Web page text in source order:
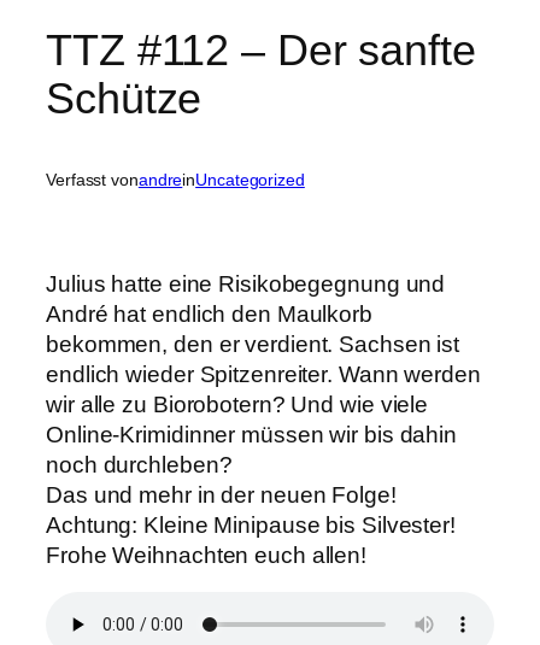
TTZ #112 – Der sanfte
Schütze
Verfasst vonandreinUncategorized
Julius hatte eine Risikobegegnung und
André hat endlich den Maulkorb
bekommen, den er verdient. Sachsen ist
endlich wieder Spitzenreiter. Wann werden
wir alle zu Biorobotern? Und wie viele
Online-Krimidinner müssen wir bis dahin
noch durchleben?
Das und mehr in der neuen Folge!
Achtung: Kleine Minipause bis Silvester!
Frohe Weihnachten euch allen!